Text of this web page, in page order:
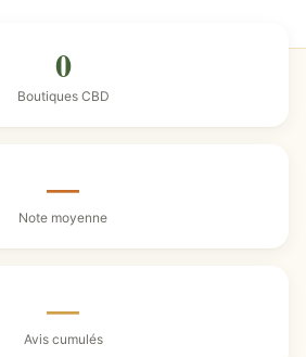
0
Boutiques CBD
—
Note moyenne
—
Avis cumulés